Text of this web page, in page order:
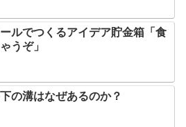
ルでつくるアイデア貯金箱「食
うぞ」
の溝はなぜあるのか？